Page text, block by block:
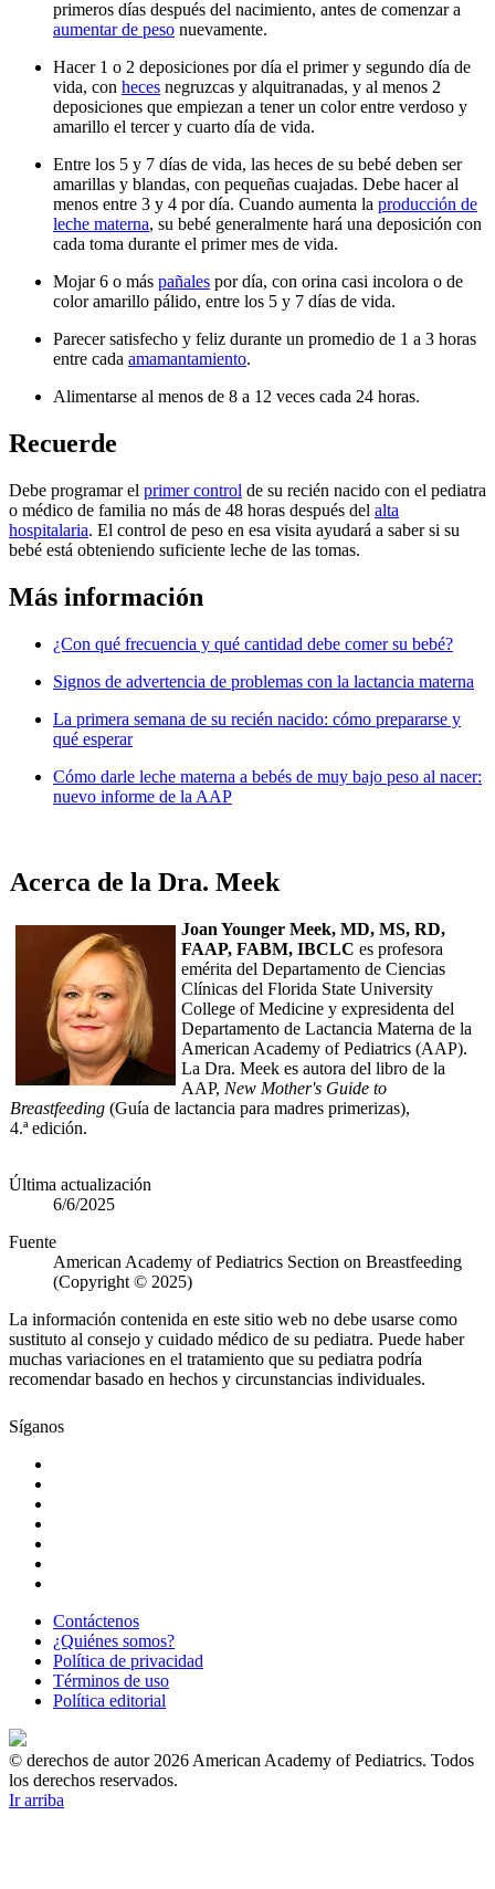
primeros días después del nacimiento, antes de comenzar a
aumentar de peso nuevamente.
Hacer 1 o 2 deposiciones por día el primer y segundo día de
vida, con heces negruzcas y alquitranadas, y al menos 2
deposiciones que empiezan a tener un color entre verdoso y
amarillo el tercer y cuarto día de vida.
Entre los 5 y 7 días de vida, las heces de su bebé deben ser
amarillas y blandas, con pequeñas cuajadas. Debe hacer al
menos entre 3 y 4 por día. Cuando aumenta la producción de
leche materna, su bebé generalmente hará una deposición con
cada toma durante el primer mes de vida.
Mojar 6 o más pañales por día, con orina casi incolora o de
color amarillo pálido, entre los 5 y 7 días de vida.
Parecer satisfecho y feliz durante un promedio de 1 a 3 horas
entre cada amamantamiento.
Alimentarse al menos de 8 a 12 veces cada 24 horas.
Recu​​erde
Debe programar el primer control de su recién nacido con el pediatra
o médico de familia n​​o más de 48 horas después del alta
hospitalaria. El control de peso en esa visita ayudará a saber si su
bebé está obteniendo suficiente leche de las tomas.
Más inf​​ormación
¿Con qué frecuencia y qué cantidad debe comer su bebé?
Signos de advertencia de problemas con la la​ctancia materna
La primera semana de su recién nacido: cómo prepararse y
qué esperar
Cómo darle leche materna a bebés de muy bajo peso al nacer:
nuevo informe de la AAP
​​​Acerca de la Dra. Meek
Joan Younger Meek, MD, MS, RD,
FAAP, FABM, IBCLC es profesora
emérita del Departamento de Ciencias
Clínicas del Florida State University
College of Medicine y expresidenta del
Departamento de Lactancia Materna de la
American Academy of Pediatrics (AAP).
La Dra. Meek es autora del libro de la
AAP, New Mother's Guide to
Breastfeeding (Guía de lactancia para madres primerizas),
4.ª edición.​
Última actualización
6/6/2025
Fuente
American Academy of Pediatrics Section on Breastfeeding
(Copyright © 2025)
La información contenida en este sitio web no debe usarse como
sustituto al consejo y cuidado médico de su pediatra. Puede haber
muchas variaciones en el tratamiento que su pediatra podría
recomendar basado en hechos y circunstancias individuales.
Síganos
Contáctenos
¿Quiénes somos?
Política de privacidad
Términos de uso
Política editorial
© derechos de autor 2026 American Academy of Pediatrics. Todos
los derechos reservados.
Ir arriba